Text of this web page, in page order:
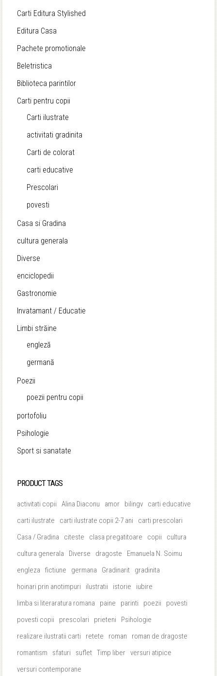
Carti Editura Stylished
Editura Casa
Pachete promotionale
Beletristica
Biblioteca parintilor
Carti pentru copii
Carti ilustrate
activitati gradinita
Carti de colorat
carti educative
Prescolari
povesti
Casa si Gradina
cultura generala
Diverse
enciclopedii
Gastronomie
Invatamant / Educatie
Limbi străine
engleză
germană
Poezii
poezii pentru copii
portofoliu
Psihologie
Sport si sanatate
PRODUCT TAGS
activitati copii Alina Diaconu amor bilingv
carti educative
carti ilustrate
carti ilustrate copii 2-7 ani
carti prescolari
Casa / Gradina
citeste clasa pregatitoare copii
cultura
cultura generala
Diverse dragoste
Emanuela N. Soimu
engleza
fictiune germana Gradinarit
gradinita
hoinari prin anotimpuri
ilustratii istorie
iubire
limba si literaratura romana
paine parinti poezii
povesti
povesti copii
prescolari prieteni
Psihologie
realizare ilustratii carti
retete roman
roman de dragoste
romantism
sfaturi suflet Timp liber versuri atipice
versuri contemporane